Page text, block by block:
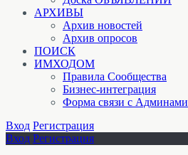
АРХИВЫ
Архив новостей
Архив опросов
ПОИСК
ИМХОДОМ
Правила Сообщества
Бизнес-интеграция
Форма связи с Админами
Вход Регистрация
Вход Регистрация